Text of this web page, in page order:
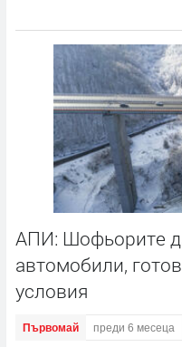
АПИ: Шофьорите
автомобили,
условия
Първомай преди 6 месеца